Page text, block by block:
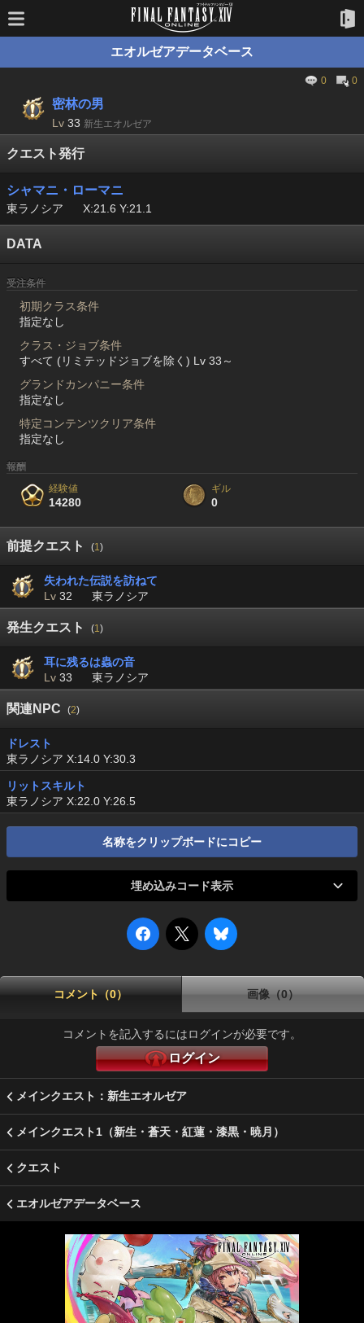
エオルゼアデータベース
0 0
密林の男
Lv 33 新生エオルゼア
クエスト発行
シャマニ・ローマニ
東ラノシア X:21.6 Y:21.1
DATA
受注条件
初期クラス条件
指定なし
クラス・ジョブ条件
すべて (リミテッドジョブを除く) Lv 33～
グランドカンパニー条件
指定なし
特定コンテンツクリア条件
指定なし
報酬
経験値
14280
ギル
0
前提クエスト (1)
失われた伝説を訪ねて
Lv 32 東ラノシア
発生クエスト (1)
耳に残るは蟲の音
Lv 33 東ラノシア
関連NPC (2)
ドレスト
東ラノシア X:14.0 Y:30.3
リットスキルト
東ラノシア X:22.0 Y:26.5
名称をクリップボードにコピー
埋め込みコード表示
コメント（0） 画像（0）
コメントを記入するにはログインが必要です。
ログイン
メインクエスト：新生エオルゼア
メインクエスト1（新生・蒼天・紅蓮・漆黒・暁月）
クエスト
エオルゼアデータベース